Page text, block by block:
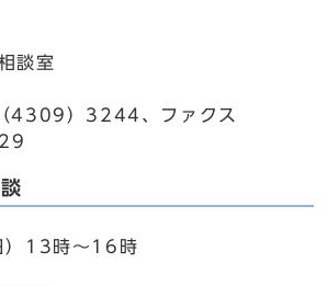
談室
4309）3244、ファクス
）13時～16時